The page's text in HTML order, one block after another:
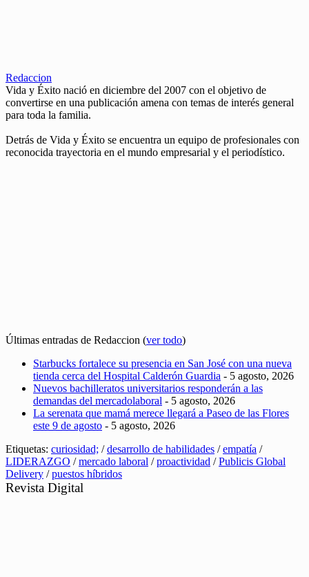
Redaccion
Vida y Éxito nació en diciembre del 2007 con el objetivo de
convertirse en una publicación amena con temas de interés general
para toda la familia.
Detrás de Vida y Éxito se encuentra un equipo de profesionales con
reconocida trayectoria en el mundo empresarial y el periodístico.
Últimas entradas de Redaccion (ver todo)
Starbucks fortalece su presencia en San José con una nueva
tienda cerca del Hospital Calderón Guardia - 5 agosto, 2026
Nuevos bachilleratos universitarios responderán a las
demandas del mercadolaboral - 5 agosto, 2026
La serenata que mamá merece llegará a Paseo de las Flores
este 9 de agosto - 5 agosto, 2026
Etiquetas: curiosidad; /desarrollo de habilidades /empatía /
LIDERAZGO /mercado laboral /proactividad /Publicis Global
Delivery /puestos híbridos
Revista Digital